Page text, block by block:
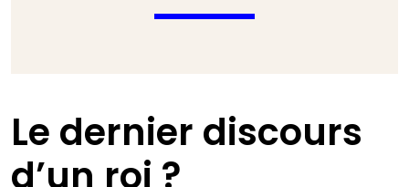
Le dernier discours
d’un roi ?